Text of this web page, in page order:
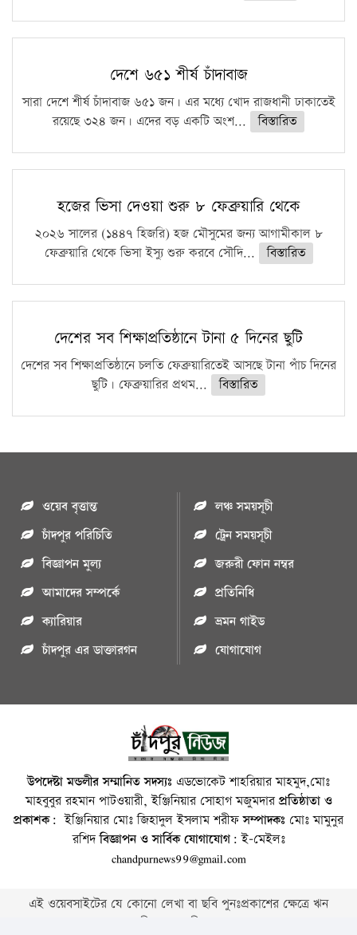
দেশে ৬৫১ শীর্ষ চাঁদাবাজ
সারা দেশে শীর্ষ চাঁদাবাজ ৬৫১ জন। এর মধ্যে খোদ রাজধানী ঢাকাতেই
রয়েছে ৩২৪ জন। এদের বড় একটি অংশ...
বিস্তারিত
হজের ভিসা দেওয়া শুরু ৮ ফেব্রুয়ারি থেকে
২০২৬ সালের (১৪৪৭ হিজরি) হজ মৌসুমের জন্য আগামীকাল ৮
ফেব্রুয়ারি থেকে ভিসা ইস্যু শুরু করবে সৌদি...
বিস্তারিত
দেশের সব শিক্ষাপ্রতিষ্ঠানে টানা ৫ দিনের ছুটি
দেশের সব শিক্ষাপ্রতিষ্ঠানে চলতি ফেব্রুয়ারিতেই আসছে টানা পাঁচ দিনের
ছুটি। ফেব্রুয়ারির প্রথম...
বিস্তারিত
ওয়েব বৃত্তান্ত
চাঁদপুর পরিচিতি
বিজ্ঞাপন মুল্য
আমাদের সম্পর্কে
ক্যারিয়ার
চাঁদপুর এর ডাক্তারগন
লঞ্চ সময়সূচী
ট্রেন সময়সূচী
জরুরী ফোন নম্বর
প্রতিনিধি
ভ্রমন গাইড
যোগাযোগ
উপদেষ্টা মন্ডলীর সম্মানিত সদস্যঃ এডভোকেট শাহরিয়ার মাহমুদ,মোঃ
মাহবুবুর রহমান পাটওয়ারী, ইঞ্জিনিয়ার সোহাগ মজুমদারপ্রতিষ্ঠাতা ও
প্রকাশক: ইঞ্জিনিয়ার মোঃ জিহাদুল ইসলাম শরীফসম্পাদকঃ মোঃ মামুনুর
রশিদবিজ্ঞাপন ও সার্বিক যোগাযোগ: ই-মেইলঃ
chandpurnews99@gmail.com
এই ওয়েবসাইটের যে কোনো লেখা বা ছবি পুনঃপ্রকাশের ক্ষেত্রে ঋন
স্বীকার বাঞ্চনীয় ।